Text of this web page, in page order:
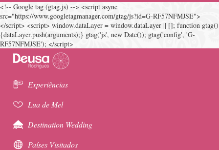
<!-- Google tag (gtag.js) --> <script async
src="https://www.googletagmanager.com/gtag/js?id=G-RF57NFMJSE">
</script> <script> window.dataLayer = window.dataLayer || []; function gtag()
{dataLayer.push(arguments);} gtag('js', new Date()); gtag('config', 'G-
RF57NFMJSE'); </script>
Experiências
Lua de Mel
Destination Wedding
Países Visitados